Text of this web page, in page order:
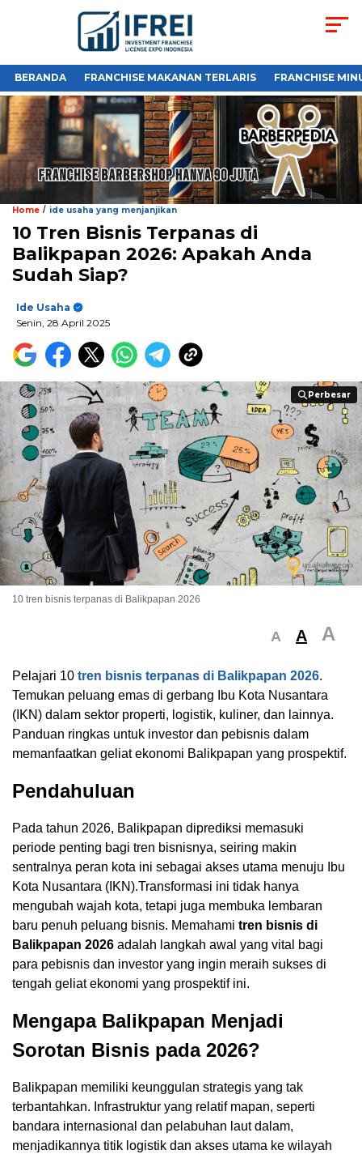
BERANDA FRANCHISE MAKANAN TERLARIS FRANCHISE
Home / ide usaha yang menjanjikan
10 Tren Bisnis Terpanas di
Balikpapan 2026: Apakah Anda
Sudah Siap?
Ide Usaha
Senin, 28 April 2025
Perbesar
Perbesar
10 tren bisnis terpanas di Balikpapan 2026
A A A
Pelajari 10 tren bisnis terpanas di Balikpapan 2026.
Temukan peluang emas di gerbang Ibu Kota Nusantara
(IKN) dalam sektor properti, logistik, kuliner, dan lainnya.
Panduan ringkas untuk investor dan pebisnis dalam
memanfaatkan geliat ekonomi Balikpapan yang prospektif.
Pendahuluan
Pada tahun 2026, Balikpapan diprediksi memasuki
periode penting bagi tren bisnisnya, seiring makin
sentralnya peran kota ini sebagai akses utama menuju Ibu
Kota Nusantara (IKN).Transformasi ini tidak hanya
mengubah wajah kota, tetapi juga membuka lembaran
baru penuh peluang bisnis. Memahami tren bisnis di
Balikpapan 2026 adalah langkah awal yang vital bagi
para pebisnis dan investor yang ingin meraih sukses di
tengah geliat ekonomi yang prospektif ini.
Mengapa Balikpapan Menjadi
Sorotan Bisnis pada 2026?
Balikpapan memiliki keunggulan strategis yang tak
terbantahkan. Infrastruktur yang relatif mapan, seperti
bandara internasional dan pelabuhan laut dalam,
menjadikannya titik logistik dan akses utama ke wilayah